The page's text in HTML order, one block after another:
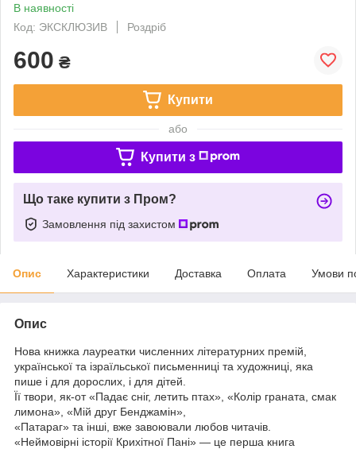
В наявності
Код: ЭКСКЛЮЗИВ
Роздріб
600 ₴
Купити
або
Купити з
Що таке купити з Пром?
Замовлення під захистом
Опис Характеристики Доставка Оплата Умови
Опис
Нова книжка лауреатки численних літературних премій,
української та ізраїльської письменниці та художницi, яка
пише і для дорослих, і для дітей.
Її твори, як-от «Падає сніг, летить птах», «Колір граната, смак
лимона», «Мій друг Бенджамін»,
«Патараг» та інші, вже завоювали любов читачів.
«Неймовірні історії Крихітної Пані» — це перша книга